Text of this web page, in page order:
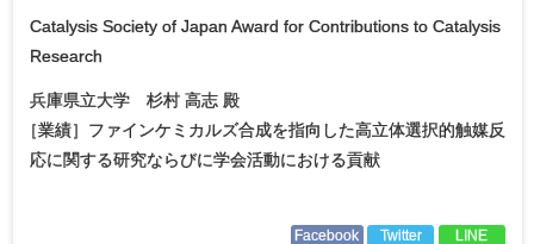
Catalysis Society of Japan Award for Contributions to Catalysis
Research
兵庫県立大学 杉村 高志 殿
［業績］ファインケミカルズ合成を指向した高立体選択的触媒反
応に関する研究ならびに学会活動における貢献
Facebook Twitter LINE